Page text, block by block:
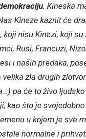
. Kineska
Kineze kaznit će
nisu Kinezi, koji
Rusi, Francuzi,
i naših predaka,
zla drugih
pa će to živo
kao što je
u kojem je sve
normalne i